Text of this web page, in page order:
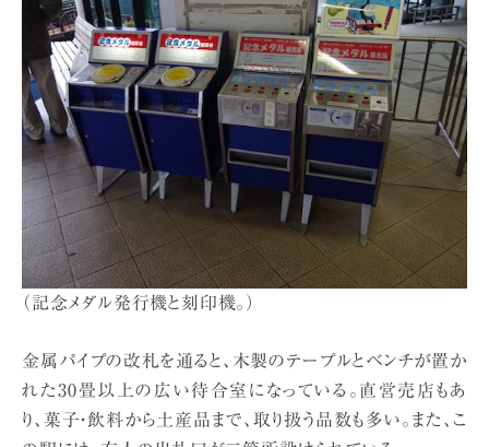
（記念メダル発行機と刻印機。）
金属パイプの改札を通ると、木製のテープルとベンチが置か
れた30畳以上の広い待合室になっている。直営売店もあ
り、菓子・飲料から土産品まで、取り扱う品数も多い。また、こ